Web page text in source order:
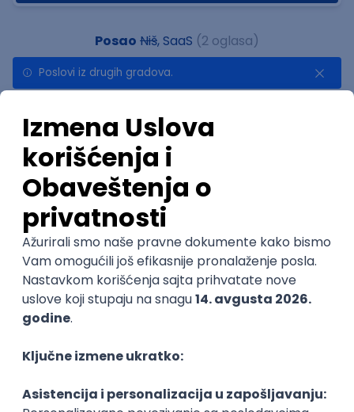
Posao Niš, SaaS (2 oglasa)
Poslovi iz drugih gradova.
NOVO
Implementation and Product
Specialist
Unifiedpost Solutions d.o.o.
5
Beograd | Hibrid
21.08.2026.
XML JSON REST SaaS Intermediate @
POSLOVI NA MAIL
KATEGORIJA
TEHNOLOGIJA
SENIORITET
NAČIN RADA